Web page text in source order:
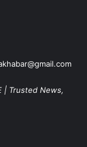
| Trusted News,